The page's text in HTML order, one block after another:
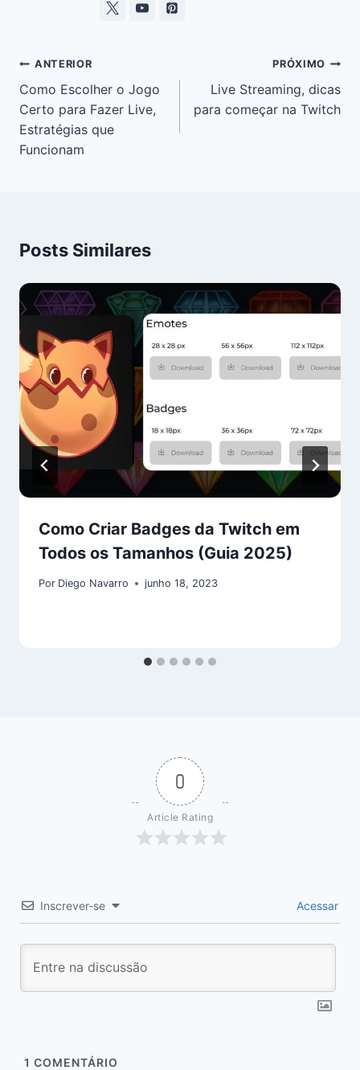
ANTERIOR
Como Escolher o Jogo
Certo para Fazer Live,
Estratégias que
Funcionam
PRÓXIMO
Live Streaming, dicas
para começar na Twitch
Posts Similares
Como Criar Badges da Twitch em
Todos os Tamanhos (Guia 2025)
Por Diego Navarro junho 18, 2023
0
Article Rating
Inscrever-se Acessar
1 COMENTÁRIO